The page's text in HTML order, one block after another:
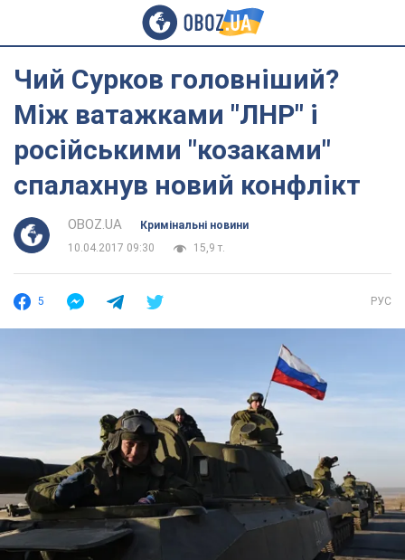
Чий Сурков головніший?
Між ватажками "ЛНР" і
російськими "козаками"
спалахнув новий конфлікт
OBOZ.UA
Кримінальні новини
10.04.2017 09:30
15,9 т.
5 РУС